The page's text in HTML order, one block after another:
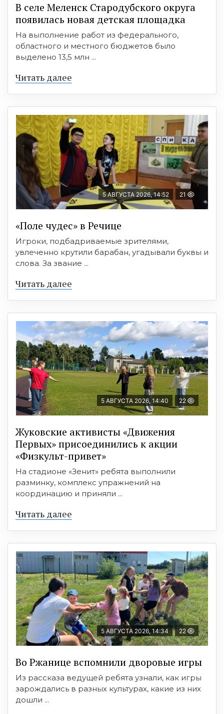
В селе Меленск Стародубского округа
появилась новая детская площадка
На выполнение работ из федерального,
областного и местного бюджетов было
выделено 13,5 млн ...
Читать далее
5 АВГУСТА 2026, 14:52 21
«Поле чудес» в Речице
Игроки, подбадриваемые зрителями,
увлеченно крутили барабан, угадывали буквы и
слова. За звание ...
Читать далее
5 АВГУСТА 2026, 14:40 22
Жуковские активисты «Движения
Первых» присоединились к акции
«Физкульт-привет»
На стадионе «Зенит» ребята выполнили
разминку, комплекс упражнений на
координацию и приняли ...
Читать далее
5 АВГУСТА 2026, 14:34 22
Во Ржанице вспомнили дворовые игры
Из рассказа ведущей ребята узнали, как игры
зарождались в разных культурах, какие из них
дошли ...